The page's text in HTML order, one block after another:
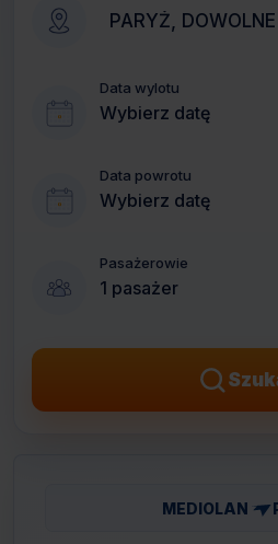
MEDIOLAN
Data wylotu
Wybierz datę
Data powrotu
Wybierz datę
Pasażerowie
1 pasażer